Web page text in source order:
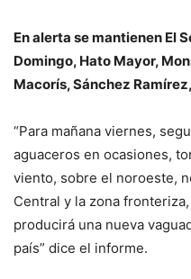
En alerta se mantienen El
Domingo, Hato Mayor,
Macorís, Sánchez
“Para mañana viernes,
aguaceros en ocasiones,
viento, sobre el noroeste,
Central y la zona
producirá una nueva
país” dice el informe.